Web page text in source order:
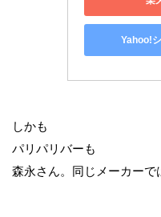
Yahoo!
しかも
パリパリバーも
森永さん。同じメーカーで